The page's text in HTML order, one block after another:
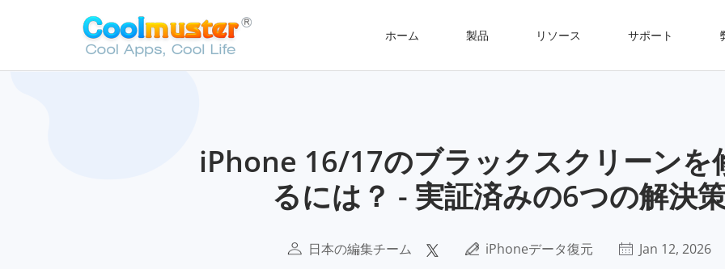
ホーム 製品 リソース サポート
iPhone 16/17のブラックスクリーンを
るには？ - 実証済みの6つの解決
日本の編集チーム iPhoneデータ復元 Jan 12, 2026